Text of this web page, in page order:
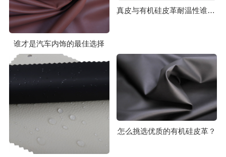
谁才是汽车内饰的最佳选择
真皮与有机硅皮革耐温性谁更胜一筹？
怎么挑选优质的有机硅皮革？